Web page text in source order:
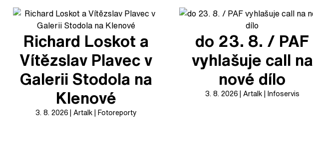
Richard Loskot a
Vítězslav Plavec v
Galerii Stodola na
Klenové
3. 8. 2026 Artalk Fotoreporty
do 23. 8. / PAF
vyhlašuje call na
nové dílo
3. 8. 2026 Artalk Infoservis